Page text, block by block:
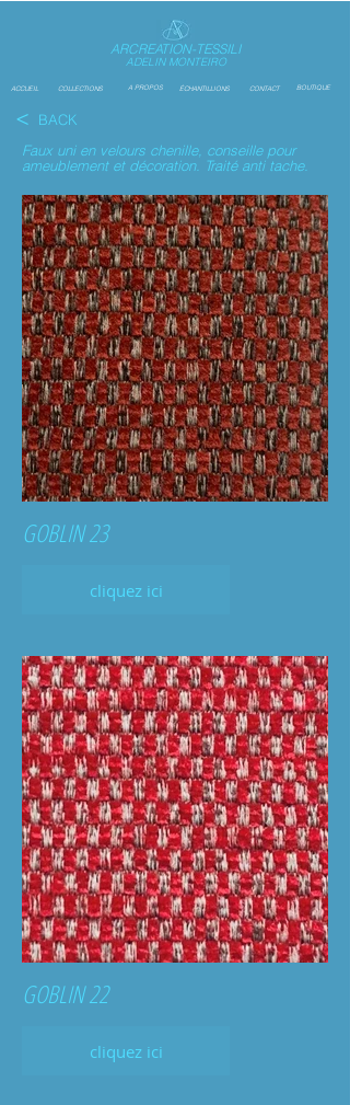
ARCREATION-TESSILI
ADELIN MONTEIRO
ACCUEIL COLLECTIONS A PROPOS ÉCHANTILLIONS CONTACT BOUTIQUE
<
BACK
Faux uni en velours chenille, conseille pour
ameublement et décoration. Traité anti tache.
GOBLIN 23
cliquez ici
GOBLIN 22
cliquez ici